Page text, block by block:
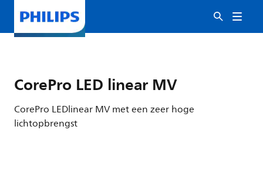
CorePro LED linear MV
CorePro LEDlinear MV met een zeer hoge
lichtopbrengst